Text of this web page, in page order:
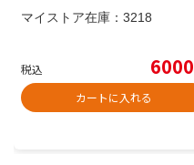
マイストア在庫： 3218
税込 6000
カートに入れる